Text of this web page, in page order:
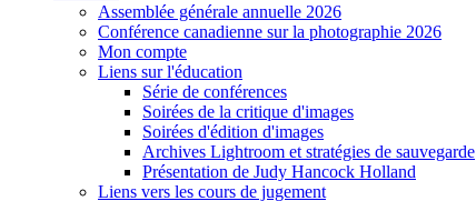
Assemblée générale annuelle 2026
Conférence canadienne sur la photographie 2026
Mon compte
Liens sur l'éducation
Série de conférences
Soirées de la critique d'images
Soirées d'édition d'images
Archives Lightroom et stratégies de sauvegarde
Présentation de Judy Hancock Holland
Liens vers les cours de jugement